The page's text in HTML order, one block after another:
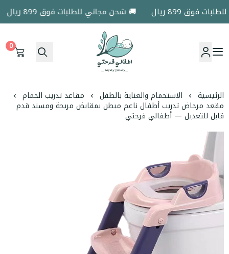
فوق 899 ريال 🚚 شحن مجاني للطلبات فوق 899 ريال
اطفالي فرحتي
0
الرئيسية الاستحمام والعناية بالطفل مقاعد تدريب الحمام
مقعد مرحاض تدريب أطفال ناعم مبطن بمقابض مريحة ومسند قدم
قابل للتعديل — أطفالي فرحتي